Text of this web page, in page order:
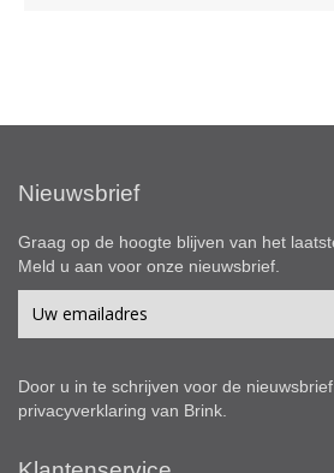
Nieuwsbrief
Graag op de hoogte blijven van het
Meld u aan voor onze nieuwsbrief.
Door u in te schrijven voor de
privacyverklaring van Brink.